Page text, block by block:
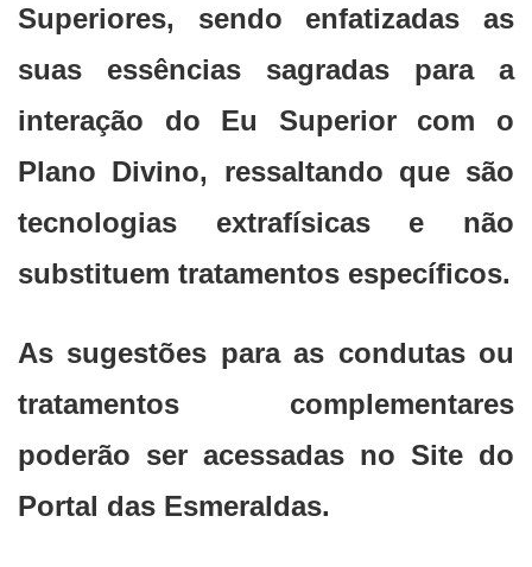
Superiores, sendo enfatizadas as
suas essências sagradas para a
interação do Eu Superior com o
Plano Divino, ressaltando que são
tecnologias extrafísicas e não
substituem tratamentos específicos.
As sugestões para as condutas ou
tratamentos complementares
poderão ser acessadas no Site do
Portal das Esmeraldas.